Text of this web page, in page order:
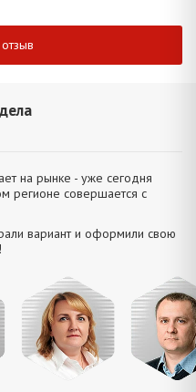
на рынке - уже сегодня
регионе совершается с
вариант и оформили свою